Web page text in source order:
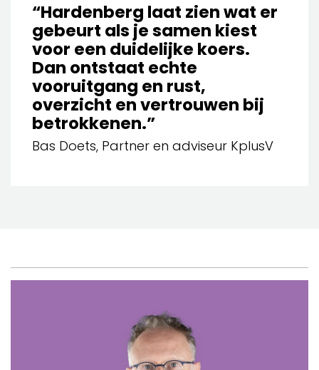
“Hardenberg laat zien wat er
gebeurt als je samen kiest
voor een duidelijke koers.
Dan ontstaat echte
vooruitgang en rust,
overzicht en vertrouwen bij
betrokkenen.”
Bas Doets, Partner en adviseur KplusV